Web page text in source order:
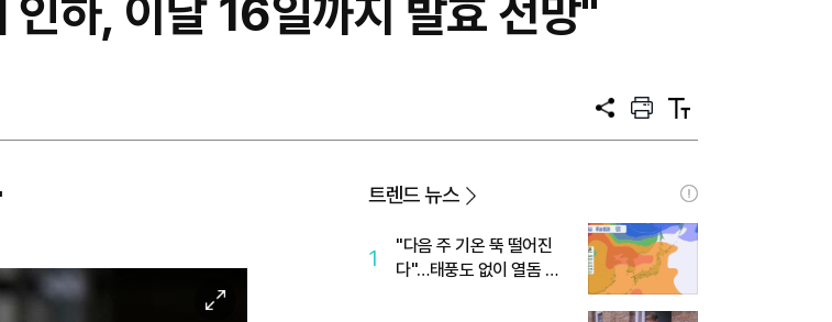
인하, 이달 16일까지 발효 전망"
공
프
트
텍
트
트렌드 뉴스
1
"다음 주 기온 뚝 떨어진
다"…태풍도 없이 열돔 박